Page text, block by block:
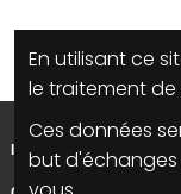
INFORMATIONS
En utilisant ce
le traitement
Ces données
but